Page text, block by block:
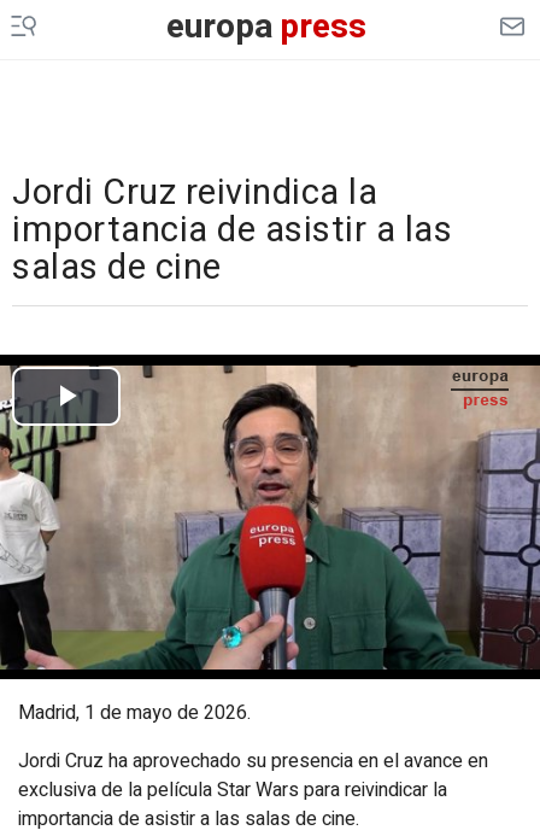
europapress
Jordi Cruz reivindica la
importancia de asistir a las
salas de cine
Madrid, 1 de mayo de 2026.
Jordi Cruz ha aprovechado su presencia en el avance en
exclusiva de la película Star Wars para reivindicar la
importancia de asistir a las salas de cine.